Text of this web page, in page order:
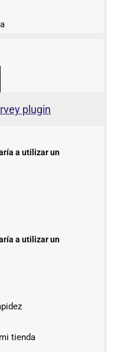
plugin
a utilizar un
a utilizar un
tienda